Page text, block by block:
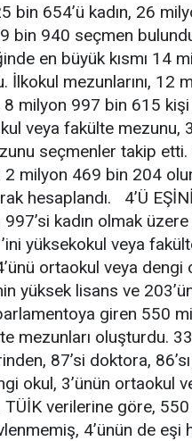
bin 654’ü kadın, 26
bin 940 seçmen
en büyük kısmı 14
İlkokul mezunlarını,
8 milyon 997 bin 615
veya fakülte
seçmenler takip
2 milyon 469 bin 204
hesaplandı. 4’Ü
kadın olmak
yüksekokul veya
ortaokul veya dengi
yüksek lisans ve
giren 550
mezunları oluşturdu.
87’si doktora,
okul, 3’ünün ortaokul
verilerine göre,
4’ünün de eşi